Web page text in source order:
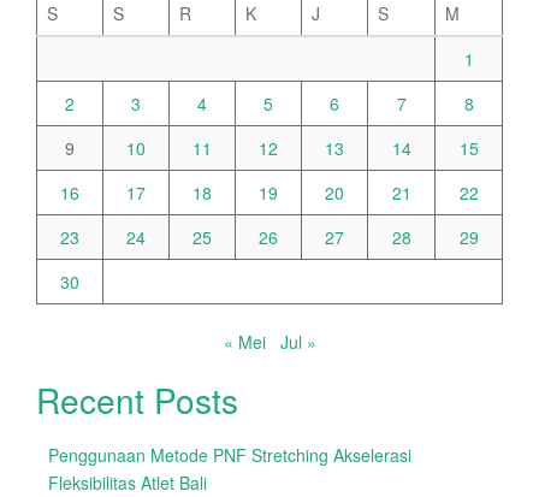
S
S R K J S
M
1
2
3 4 5 6 7
8
9
10 11 12 13 14
15
16
17 18 19 20 21
22
23
24 25 26 27 28
29
30
« Mei Jul »
Recent Posts
Penggunaan Metode PNF Stretching Akselerasi
Fleksibilitas Atlet Bali